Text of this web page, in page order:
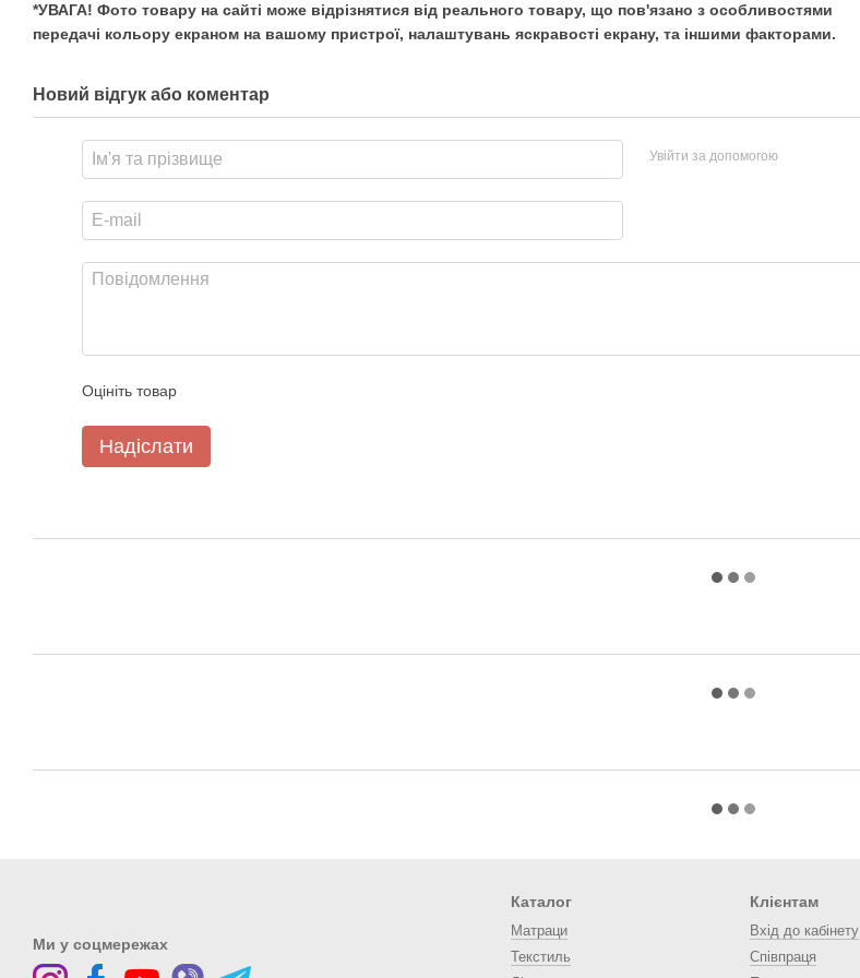
*УВАГА! Фото товару на сайті може відрізнятися від реального товару, що пов'язано з особливостями
передачі кольору екраном на вашому пристрої, налаштувань яскравості екрану, та іншими факторами.
Новий відгук або коментар
Увійти за допомогою
Оцініть товар
Надіслати
Ми у соцмережах
Каталог
Матраци
Текстиль
Клієнтам
Вхід до кабінету
Співпраця